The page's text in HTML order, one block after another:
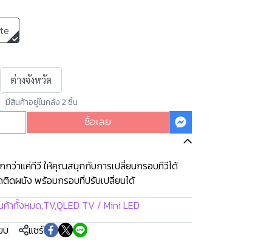
ต่างจังหวัด
มีสินค้าอยู่ในคลัง 2 ชิ้น
ซื้อเลย
กว่าแค่ทีวี ให้คุณสนุกกับการเปลี่ยนกรอบทีวีได้
ดผนัง พร้อมกรอบที่ปรับเปลี่ยนได้
ค้าทั้งหมด,TV,QLED TV / Mini LED
บ
แชร์